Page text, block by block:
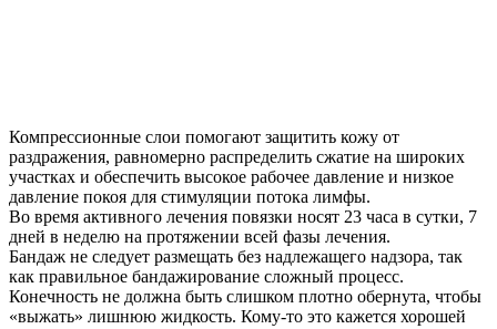
Компрессионные слои помогают защитить кожу от
раздражения, равномерно распределить сжатие на широких
участках и обеспечить высокое рабочее давление и низкое
давление покоя для стимуляции потока лимфы.
Во время активного лечения повязки носят 23 часа в сутки, 7
дней в неделю на протяжении всей фазы лечения.
Бандаж не следует размещать без надлежащего надзора, так
как правильное бандажирование сложный процесс.
Конечность не должна быть слишком плотно обернута, чтобы
«выжать» лишнюю жидкость. Кому-то это кажется хорошей